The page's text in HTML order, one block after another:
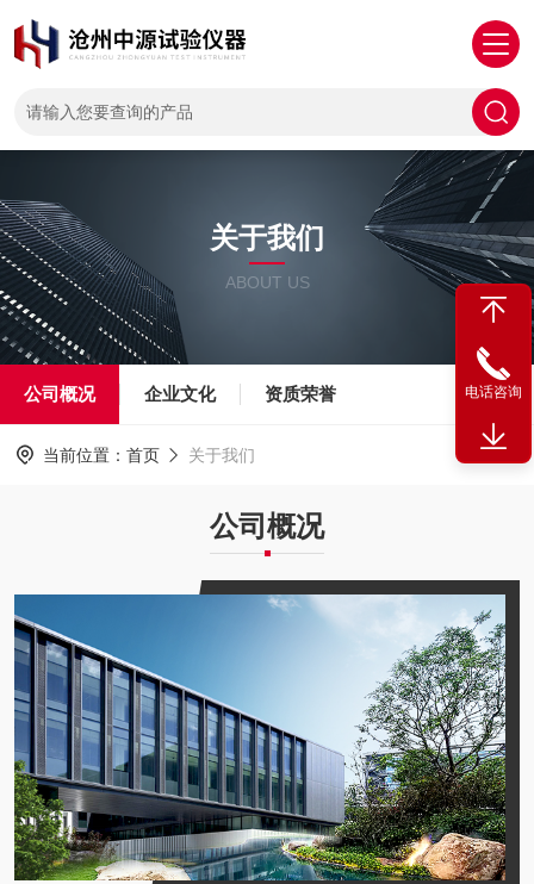
关于我们
ABOUT US
公司概况 企业文化 资质荣誉
当前位置： 首页 关于我们
公司概况
电话咨询